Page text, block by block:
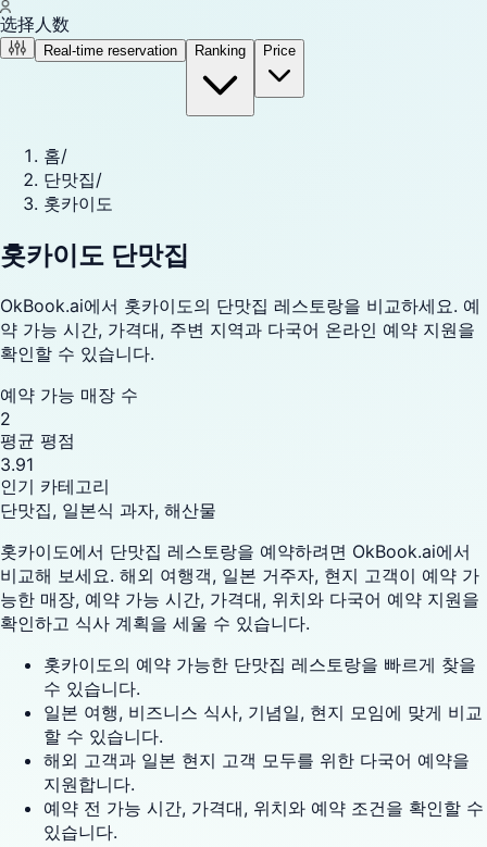
选择人数
Real-time reservation Ranking Price
홈/
단맛집/
홋카이도
홋카이도 단맛집
OkBook.ai에서 홋카이도의 단맛집 레스토랑을 비교하세요. 예
약 가능 시간, 가격대, 주변 지역과 다국어 온라인 예약 지원을
확인할 수 있습니다.
예약 가능 매장 수
2
평균 평점
3.91
인기 카테고리
단맛집, 일본식 과자, 해산물
홋카이도에서 단맛집 레스토랑을 예약하려면 OkBook.ai에서
비교해 보세요. 해외 여행객, 일본 거주자, 현지 고객이 예약 가
능한 매장, 예약 가능 시간, 가격대, 위치와 다국어 예약 지원을
확인하고 식사 계획을 세울 수 있습니다.
홋카이도의 예약 가능한 단맛집 레스토랑을 빠르게 찾을
수 있습니다.
일본 여행, 비즈니스 식사, 기념일, 현지 모임에 맞게 비교
할 수 있습니다.
해외 고객과 일본 현지 고객 모두를 위한 다국어 예약을
지원합니다.
예약 전 가능 시간, 가격대, 위치와 예약 조건을 확인할 수
있습니다.